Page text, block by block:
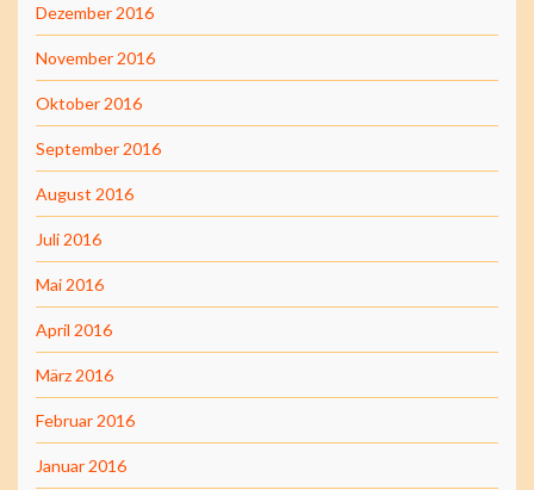
Dezember 2016
November 2016
Oktober 2016
September 2016
August 2016
Juli 2016
Mai 2016
April 2016
März 2016
Februar 2016
Januar 2016